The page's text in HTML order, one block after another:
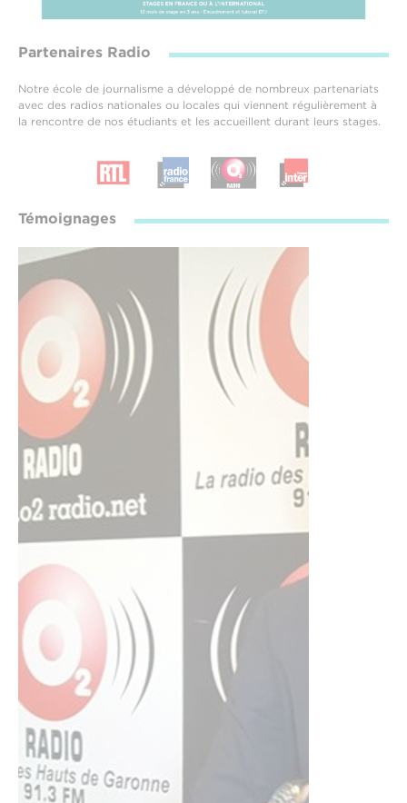
Partenaires Radio
Notre école de journalisme a développé de nombreux partenariats
avec des radios nationales ou locales qui viennent régulièrement à
la rencontre de nos étudiants et les accueillent durant leurs stages.
Témoignages